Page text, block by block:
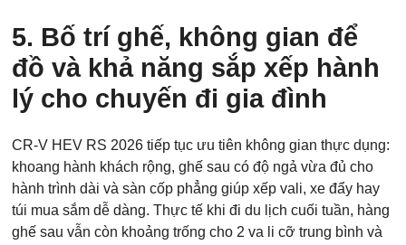
5. Bố trí ghế, không gian để
đồ và khả năng sắp xếp hành
lý cho chuyến đi gia đình
CR‑V HEV RS 2026 tiếp tục ưu tiên không gian thực dụng:
khoang hành khách rộng, ghế sau có độ ngả vừa đủ cho
hành trình dài và sàn cốp phẳng giúp xếp vali, xe đẩy hay
túi mua sắm dễ dàng. Thực tế khi đi du lịch cuối tuần, hàng
ghế sau vẫn còn khoảng trống cho 2 va li cỡ trung bình và